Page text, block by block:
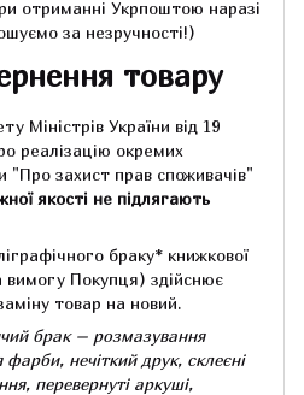
отриманні Укрпоштою наразі
за незручності!)
товару
Міністрів України від 19
реалізацію окремих
"Про захист прав споживачів"
якості не підлягають
браку* книжкової
вимогу Покупця) здійснює
товар на новий.
брак – розмазування
нечіткий друк, склеєні
перевернуті аркуші,